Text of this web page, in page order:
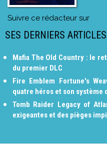
Suivre ce rédacteur sur
SES DERNIERS ARTICLES
Mafia The Old Country : le
du premier DLC
Fire Emblem Fortune's
quatre héros et son système
Tomb Raider Legacy of
exigeantes et des pièges